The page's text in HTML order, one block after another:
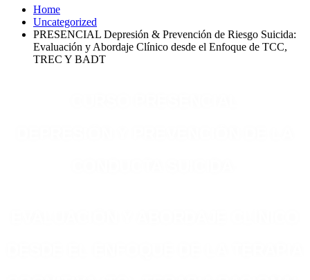
Home
Uncategorized
PRESENCIAL Depresión & Prevención de Riesgo Suicida:
Evaluación y Abordaje Clínico desde el Enfoque de TCC,
TREC Y BADT